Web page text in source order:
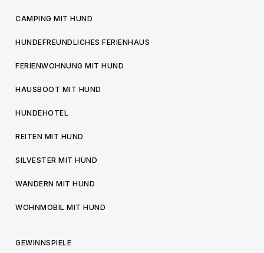
CAMPING MIT HUND
HUNDEFREUNDLICHES FERIENHAUS
FERIENWOHNUNG MIT HUND
HAUSBOOT MIT HUND
HUNDEHOTEL
REITEN MIT HUND
SILVESTER MIT HUND
WANDERN MIT HUND
WOHNMOBIL MIT HUND
GEWINNSPIELE